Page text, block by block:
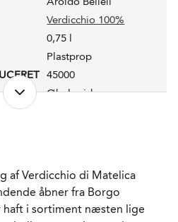
Verdicchio 100%
0,75 l
Plastprop
45000
Økologisk
flasken inden
frigivelse.
3-4 år fra høståret.
af Verdicchio di Matelica
åbner fra Borgo
haft i sortiment næsten lige